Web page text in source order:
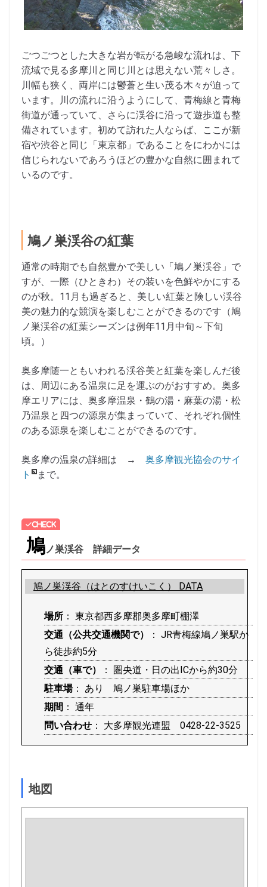
ごつごつとした大きな岩が転がる急峻な流れは、下
流域で見る多摩川と同じ川とは思えない荒々しさ。
川幅も狭く、両岸には鬱蒼と生い茂る木々が迫って
います。川の流れに沿うようにして、青梅線と青梅
街道が通っていて、さらに渓谷に沿って遊歩道も整
備されています。初めて訪れた人ならば、ここが新
宿や渋谷と同じ「東京都」であることをにわかには
信じられないであろうほどの豊かな自然に囲まれて
いるのです。
鳩ノ巣渓谷の紅葉
通常の時期でも自然豊かで美しい「鳩ノ巣渓谷」で
すが、一際（ひときわ）その装いを色鮮やかにする
のが秋。11月も過ぎると、美しい紅葉と険しい渓谷
美の魅力的な競演を楽しむことができるのです（鳩
ノ巣渓谷の紅葉シーズンは例年11月中旬～下旬
頃。）
奥多摩随一ともいわれる渓谷美と紅葉を楽しんだ後
は、周辺にある温泉に足を運ぶのがおすすめ。奥多
摩エリアには、奥多摩温泉・鶴の湯・麻葉の湯・松
乃温泉と四つの源泉が集まっていて、それぞれ個性
のある源泉を楽しむことができるのです。
奥多摩の温泉の詳細は → 奥多摩観光協会のサイ
ト
まで。
鳩 ノ巣渓谷 詳細データ
鳩ノ巣渓谷（はとのすけいこく） DATA
場所 ： 東京都西多摩郡奥多摩町棚澤
交通（公共交通機関で）
： JR青梅線鳩ノ巣駅か
ら徒歩約5分
交通（車で）
： 圏央道・日の出ICから約30分
駐車場： あり 鳩ノ巣駐車場ほか
期間 ： 通年
問い合わせ ： 大多摩観光連盟 0428-22-3525
地図